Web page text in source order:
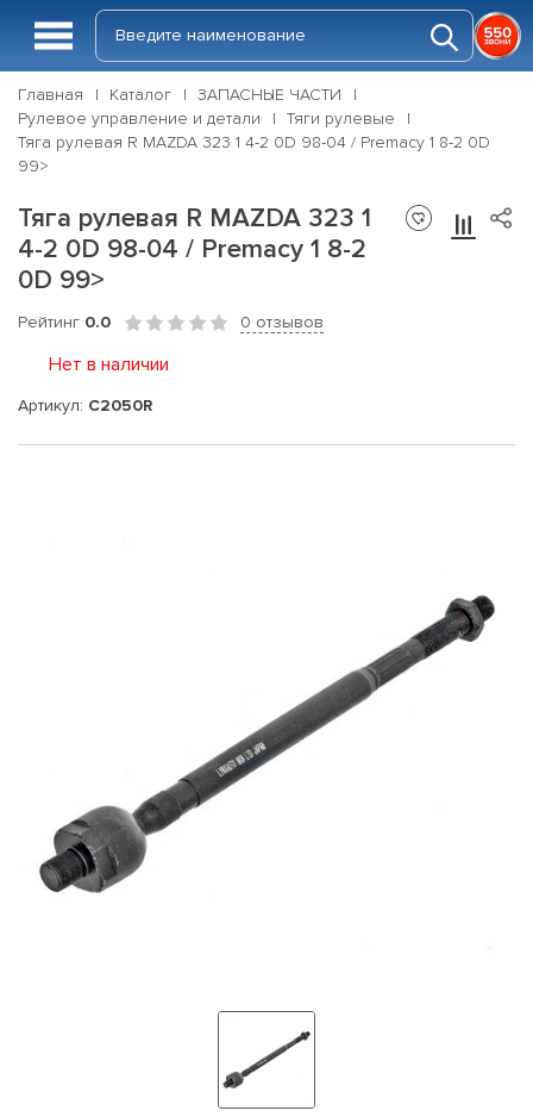
Главная Каталог
ЗАПАСНЫЕ ЧАСТИ
Рулевое управление и детали
Тяги рулевые
Тяга рулевая R MAZDA 323 1 4-2 0D 98-04 / Premacy 1 8-2 0D
99>
Тяга рулевая R MAZDA 323 1
4-2 0D 98-04 / Premacy 1 8-2
0D 99>
Рейтинг 0.0 0 отзывов
Нет в наличии
Артикул: C2050R